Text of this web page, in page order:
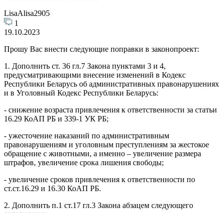
LisaAlisa2905
1
19.10.2023
Прошу Вас внести следующие поправки в законопроект:
1. Дополнить ст. 36 гл.7 Закона пунктами 3 и 4,
предусматривающими внесение изменений в Кодекс
Республики Беларусь об административных правонарушениях
и в Уголовный Кодекс Республики Беларусь:
- снижение возраста привлечения к ответственности за статьи
16.29 КоАП РБ и 339-1 УК РБ;
- ужесточение наказаний по административным
правонарушениям и уголовным преступлениям за жестокое
обращение с животными, а именно – увеличение размера
штрафов, увеличение срока лишения свободы;
- увеличение сроков привлечения к ответственности по
ст.ст.16.29 и 16.30 КоАП РБ.
2. Дополнить п.1 ст.17 гл.3 Закона абзацем следующего